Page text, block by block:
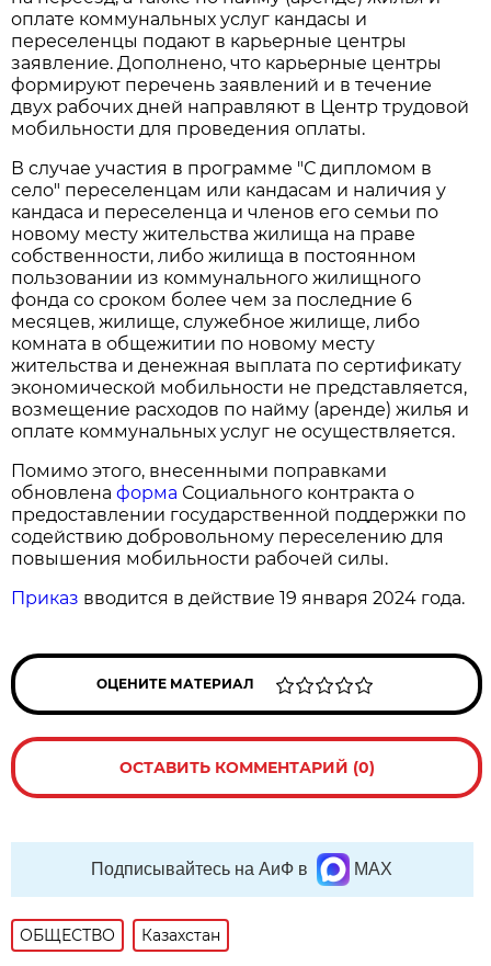
оплате коммунальных услуг кандасы и
переселенцы подают в карьерные центры
заявление. Дополнено, что карьерные центры
формируют перечень заявлений и в течение
двух рабочих дней направляют в Центр трудовой
мобильности для проведения оплаты.
В случае участия в программе "С дипломом в
село" переселенцам или кандасам и наличия у
кандаса и переселенца и членов его семьи по
новому месту жительства жилища на праве
собственности, либо жилища в постоянном
пользовании из коммунального жилищного
фонда со сроком более чем за последние 6
месяцев, жилище, служебное жилище, либо
комната в общежитии по новому месту
жительства и денежная выплата по сертификату
экономической мобильности не представляется,
возмещение расходов по найму (аренде) жилья и
оплате коммунальных услуг не осуществляется.
Помимо этого, внесенными поправками
обновленаформа Социального контракта о
предоставлении государственной поддержки по
содействию добровольному переселению для
повышения мобильности рабочей силы.
Приказ вводится в действие 19 января 2024 года.
ОЦЕНИТЕ МАТЕРИАЛ
ОСТАВИТЬ КОММЕНТАРИЙ (0)
Подписывайтесь на АиФ в MAX
ОБЩЕСТВО Казахстан